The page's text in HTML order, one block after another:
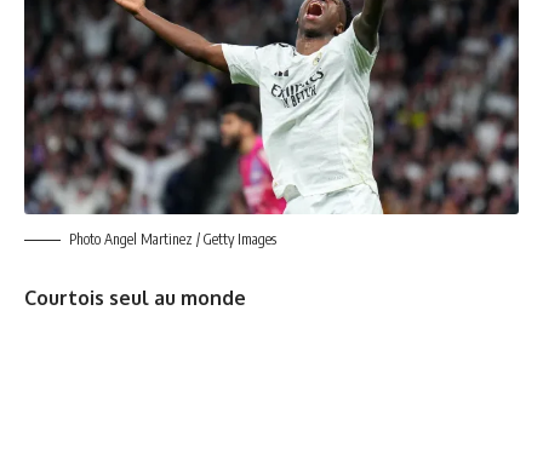
Photo Angel Martinez / Getty Images
Courtois seul au monde